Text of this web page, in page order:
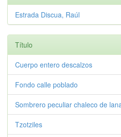
Estrada Discua, Raúl
Título
Cuerpo entero descalzos
Fondo calle poblado
Sombrero peculiar chaleco de
Tzotziles